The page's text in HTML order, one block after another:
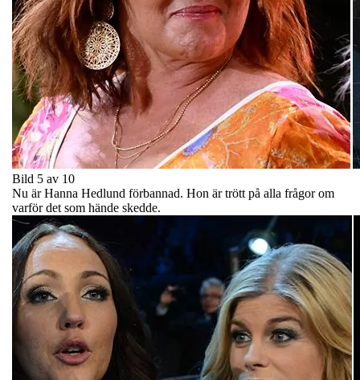
Bild 5 av 10
Nu är Hanna Hedlund förbannad. Hon är trött på alla frågor om
varför det som hände skedde.